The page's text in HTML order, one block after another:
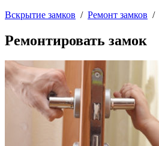
Вскрытие замков / Ремонт замков /
Ремонтировать замок